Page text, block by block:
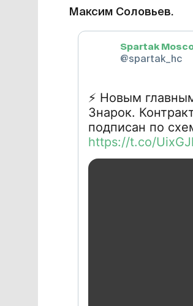
Максим Соловьев.
Spartak
@spartak_hc
⚡️ Новым
Знарок.
https://t.co/